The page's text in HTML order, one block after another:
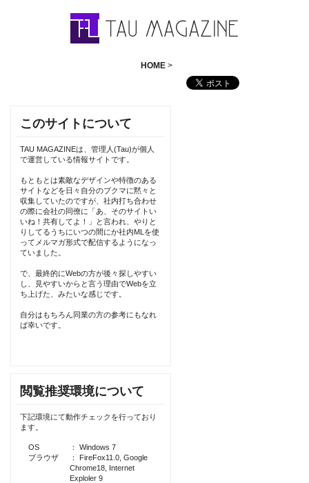
HOME>
このサイトについて
TAU MAGAZINEは、管理人(Tau)が個人
で運営している情報サイトです。
もともとは素敵なデザインや特徴のある
サイトなどを日々自分のブクマに黙々と
収集していたのですが、社内打ち合わせ
の際に会社の同僚に「あ、そのサイトい
いね！共有してよ！」と言われ、やりと
りしてるうちにいつの間にか社内MLを使
ってメルマガ形式で配信するようになっ
ていました。
で、最終的にWebの方が後々探しやすい
し、見やすいからと言う理由でWebを立
ち上げた、みたいな感じです。
自分はもちろん同業の方の参考にもなれ
ば幸いです。
閲覧推奨環境について
下記環境にて動作チェックを行っており
ます。
OS
： Windows 7
ブラウザ
： FireFox11.0, Google
Chrome18, Internet
Exploler 9